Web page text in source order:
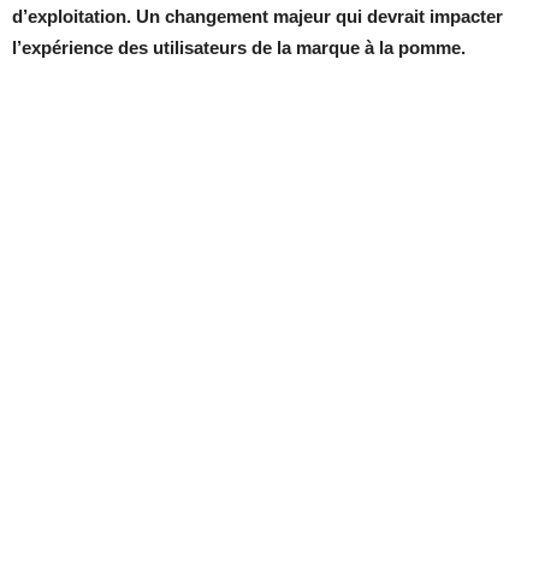
d’exploitation. Un changement majeur qui devrait impacter
l’expérience des utilisateurs de la marque à la pomme.